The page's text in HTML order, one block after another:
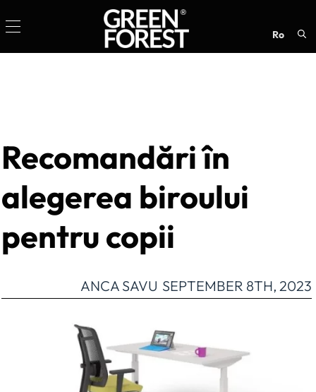
ro
Recomandări în
alegerea biroului
pentru copii
ANCA SAVU SEPTEMBER 8TH, 2023